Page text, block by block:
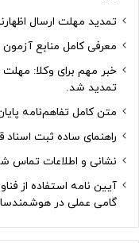
تمدید مهلت ارسال
معرفی کامل منابع آزمون وکالت 1405 کانون‌های
تمدید شد.
متن کامل تفاهم‌نامه
راهنمای ساده ثبت اسناد
نشانی و اطلاعات تماس
آیین نامه استفاده از
گامی عملی در